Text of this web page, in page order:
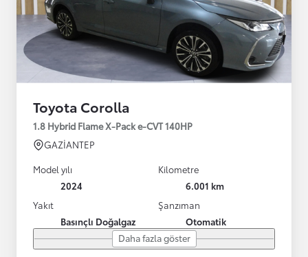
Toyota Corolla
1.8 Hybrid Flame X-Pack e-CVT 140HP
GAZİANTEP
Model yılı
2024
Kilometre
6.001 km
Yakıt
Basınçlı Doğalgaz
Şanzıman
Otomatik
Daha fazla göster